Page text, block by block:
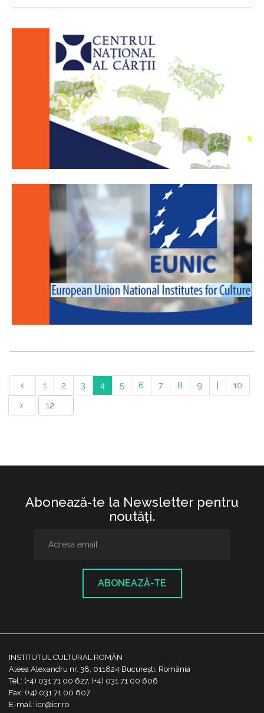
1 2 3 4 5 6 7 8 9 10
Abonează-te la Newsletter pentru
noutăţi.
ABONEAZĂ-TE
INSTITUTUL CULTURAL ROMÂN
Aleea Alexandru nr. 38, 011824 București, România
Tel.: (+4) 031 71 00 627, (+4) 031 71 00 606
Fax: (+4) 031 71 00 607
E-mail: icr@icr.ro